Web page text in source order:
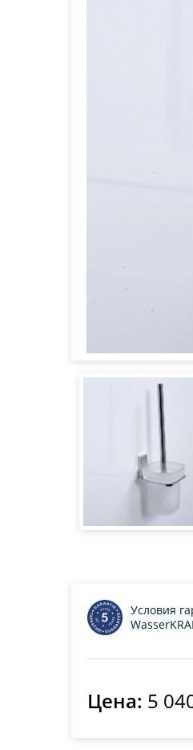
Условия
Цена: 5